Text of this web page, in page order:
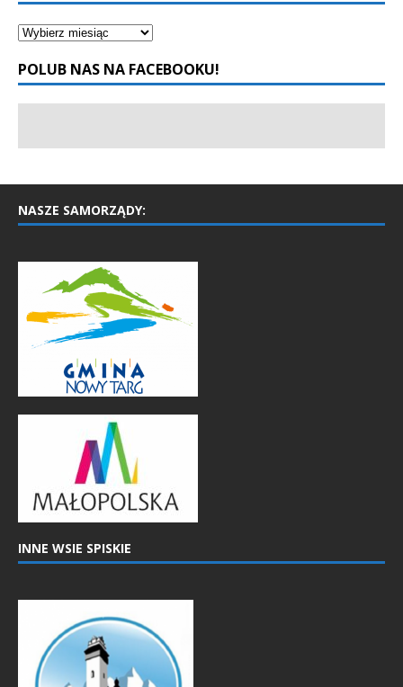
POLUB NAS NA FACEBOOKU!
NASZE SAMORZĄDY:
INNE WSIE SPISKIE